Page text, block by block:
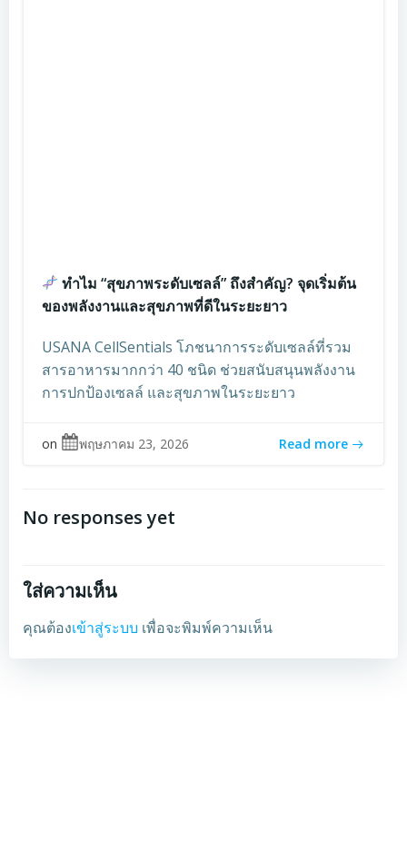
ทำไม “สุขภาพระดับเซลล์” ถึงสำคัญ? จุดเริ่มต้น
ของพลังงานและสุขภาพที่ดีในระยะยาว
USANA CellSentials โภชนาการระดับเซลล์ที่รวม
สารอาหารมากกว่า 40 ชนิด ช่วยสนับสนุนพลังงาน
การปกป้องเซลล์ และสุขภาพในระยะยาว
on พฤษภาคม 23, 2026 Read more
No responses yet
ใส่ความเห็น
คุณต้องเข้าสู่ระบบ เพื่อจะพิมพ์ความเห็น